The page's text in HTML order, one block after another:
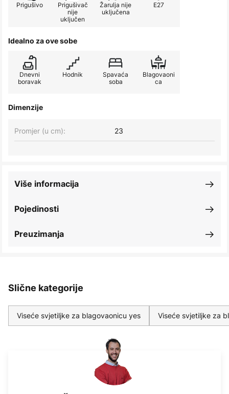
Prigušivo
Prigušivač
nije
uključen
Žarulja nije
uključena
E27
Idealno za ove sobe
Dnevni
boravak
Hodnik
Spavaća
soba
Blagovaoni
ca
Dimenzije
Promjer (u cm): 23
Pojedinosti
Više informacija
Preuzimanja
Slične kategorije
Viseće svjetiljke za blagovaonicu yes Viseće svjetiljke za